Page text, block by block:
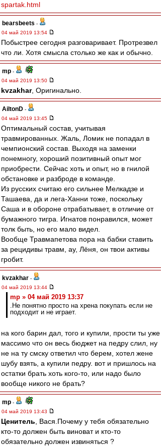
spartak.html
bearsbeets -
04 май 2019 13:54
Побыстрее сегодня разговаривает. Протрезвел
что ли. Хотя смысла столько же как и обычно.
mp -
04 май 2019 13:50
kvzakhar, Оригинально.
AiltonD -
04 май 2019 13:45
Оптимальный состав, учитывая
травмированных. Жаль, Ломик не попадал в
чемпионский состав. Выходя на заменки
понемногу, хороший позитивный опыт мог
приобрести. Сейчас хоть и опыт, но в гнилой
обстановке и разброде в команде.
Из русских считаю его сильнее Мелкадзе и
Ташаева, да и лега-Ханни тоже, поскольку
Саша и в обороне отрабатывает, в отличие от
бумажного тигра. Игнатов понравился, может
толк быть, но его мало видел.
Вообще Травмапетова пора на бабки ставить
за рецидивы травм, ау, Лёня, он твои активы
гробит.
kvzakhar -
04 май 2019 13:44
mp » 04 май 2019 13:37
.Не понятно просто на хрена покупать если не
подходит и не играет.
на кого барин дал, того и купили, прости ты уже
массимо что он весь бюджет на педру слил, ну
не на ту смску ответил что берем, хотел жене
шубу взять, а купили педру. вот и пришлось на
остатки брать хоть кого-то, или надо было
вообще никого не брать?
mp -
04 май 2019 13:43
Ценитель , Вася.Почему у тебя обязательно
кто-то должен быть виноват и кто-то
обязательно должен извиняться ?